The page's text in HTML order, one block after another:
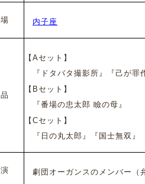
内子座
【Aセット】
『ドタバタ撮影所』『己が罪
【Bセット】
『番場の忠太郎 瞼の母』
【Cセット】
『日の丸太郎』『国士無双』
劇団オーガンスのメンバー（